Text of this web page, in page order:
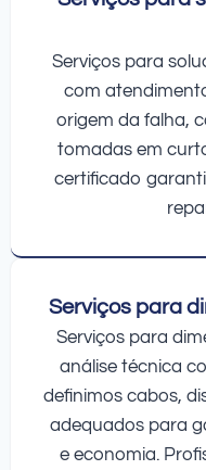
Serviços para
com
origem da falha,
tomadas em
certificado
Serviços para
Serviços para
análise técnica
definimos cabos,
adequados para
e economia.